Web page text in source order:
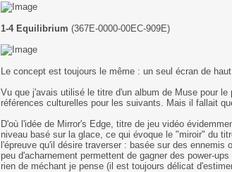
1-4 Equilibrium (367E-0000-00EC-909E)
Le concept est toujours le même : un seul écran de
Vu que j'avais utilisé le titre d'un album de Muse pour
références culturelles pour les suivants. Mais il fallait
D'où l'idée de Mirror's Edge, titre de jeu vidéo
niveau basé sur la glace, ce qui évoque le "miroir" du
l'épreuve qu'il désire traverser : basée sur des
peu d'acharnement permettent de gagner des power-
rien de méchant je pense (il est toujours délicat